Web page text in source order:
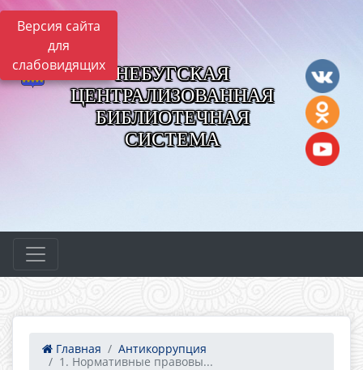
Версия сайта
для
слабовидящих
НЕБУГСКАЯ
ЦЕНТРАЛИЗОВАННАЯ
БИБЛИОТЕЧНАЯ
СИСТЕМА
Главная
Антикоррупция
1. Нормативные правовы...